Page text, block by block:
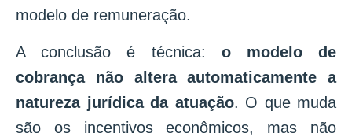
modelo de remuneração.
A conclusão é técnica: o modelo de
cobrança não altera automaticamente a
natureza jurídica da atuação. O que muda
são os incentivos econômicos, mas não